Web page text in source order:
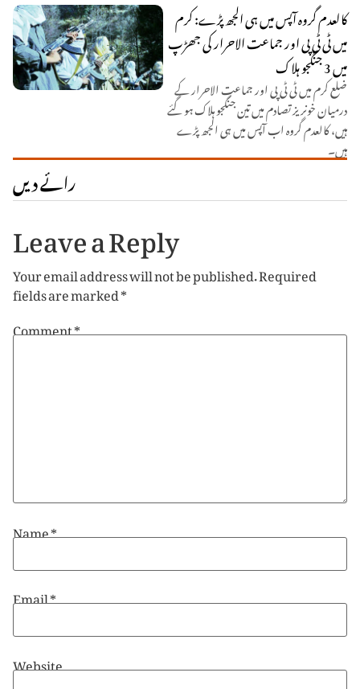
کالعدم گروہ آپس میں ہی الجھ پڑے: کرم
میں ٹی ٹی پی اور جماعت الاحرار کی جھڑپ
میں 3 جنگجو ہلاک
ضلع کرم میں ٹی ٹی پی اور جماعت الاحرار کے
درمیان خونریز تصادم میں تین جنگجو ہلاک ہو گئے
ہیں، کالعدم گروہ اب آپس میں ہی الجھ پڑے
ہیں۔
رائے دیں
Leave a Reply
Your email address will not be published.Required
fields are marked*
Comment*
Name*
Email*
Website